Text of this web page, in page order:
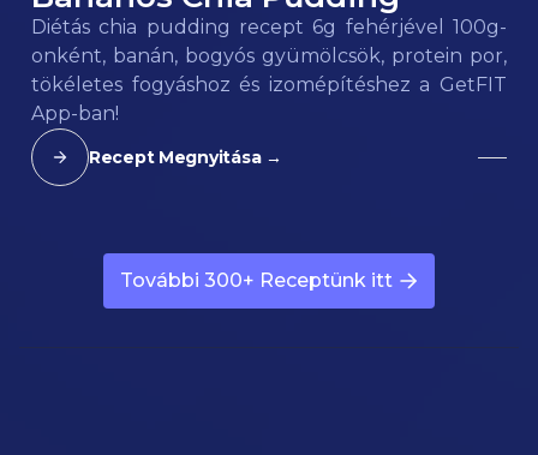
Diétás chia pudding recept 6g fehérjével 100g-
onként, banán, bogyós gyümölcsök, protein por,
tökéletes fogyáshoz és izomépítéshez a GetFIT
App-ban!
Recept Megnyitása →
További 300+ Receptünk itt